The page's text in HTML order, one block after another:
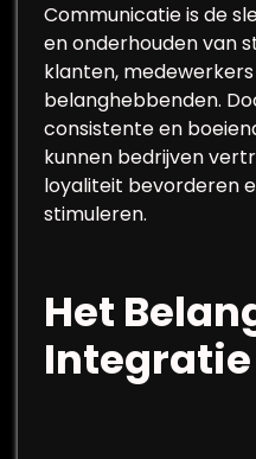
Communicatie is de
en onderhouden van
klanten,
belanghebbenden.
consistente en
kunnen bedrijven
loyaliteit bevorderen
stimuleren.
Het
Integratie